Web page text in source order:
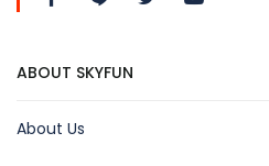
ABOUT SKYFUN
About Us